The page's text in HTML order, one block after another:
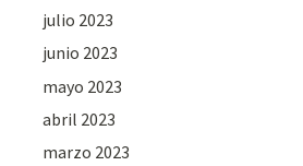
julio 2023
junio 2023
mayo 2023
abril 2023
marzo 2023